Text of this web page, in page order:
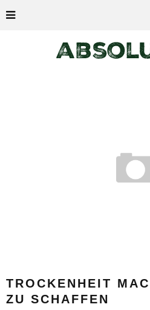
TROCKENHEIT
ZU SCHAFFEN